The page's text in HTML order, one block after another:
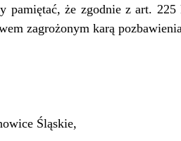
pamiętać, że zgodnie z art.
zagrożonym karą
Śląskie,